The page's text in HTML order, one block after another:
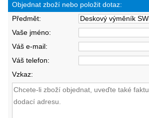
Objednat zboží nebo položit dotaz:
Předmět:
Vaše jméno:
Váš e-mail:
Váš telefon:
Vzkaz: